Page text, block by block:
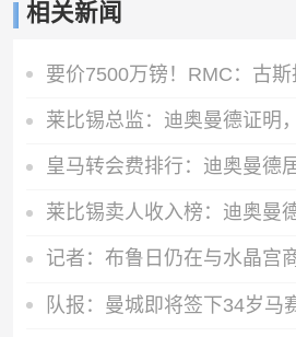
相关新闻
记者：布鲁日仍在与水晶宫